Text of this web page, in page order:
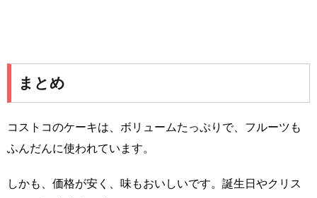
まとめ
コストコのケーキは、ボリュームたっぷりで、フルーツも
ふんだんに使われています。
しかも、価格が安く、味もおいしいです。誕生日やクリス